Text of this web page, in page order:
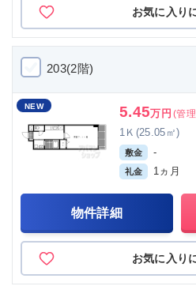
お気に入り
203(2階)
NEW 5.45万円 (管
1Ｋ(25.05㎡)
敷金 -
礼金 1ヵ月
物件詳細
お気に入り